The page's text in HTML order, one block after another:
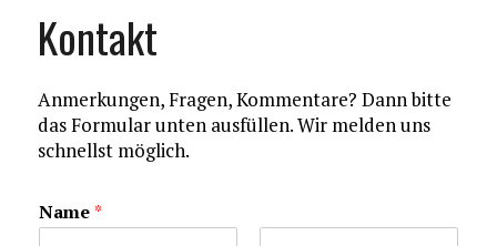
Kontakt
Anmerkungen, Fragen, Kommentare? Dann bitte
das Formular unten ausfüllen. Wir melden uns
schnellst möglich.
Name*